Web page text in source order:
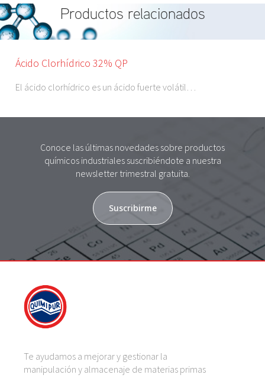
Productos relacionados
Ácido Clorhídrico 32% QP
El ácido clorhídrico es un ácido fuerte volátil…
Conoce las últimas novedades sobre productos
químicos industriales suscribiéndote a nuestra
newsletter trimestral gratuita.
Suscribirme
Te ayudamos a mejorar y gestionar la
manipulación y almacenaje de materias primas